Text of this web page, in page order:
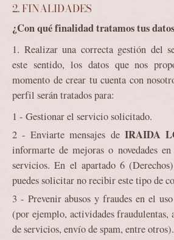
2. FINALIDADES
¿Con qué finalidad tratamos tus
1. Realizar una correcta gestión del
este sentido, los datos que nos
momento de crear tu cuenta con
perfil serán tratados para:
Gestionar el servicio solicitado.
Enviarte mensajes de IRAIDA
informarte de mejoras o novedades
servicios. En el apartado 6
puedes solicitar no recibir este tipo de
Prevenir abusos y fraudes en el
(por ejemplo, actividades fraudulentas,
de servicios, envío de spam, entre otros).